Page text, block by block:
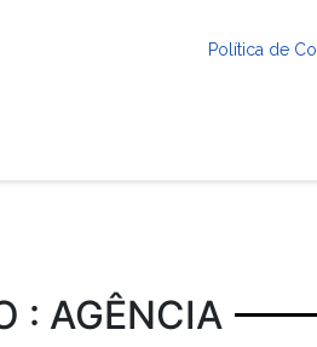
Política de
: AGÊNCIA